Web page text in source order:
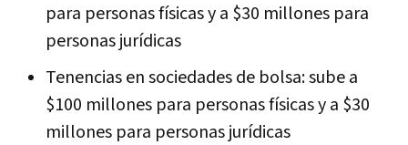
para personas físicas y a $30 millones para
personas jurídicas
Tenencias en sociedades de bolsa: sube a
$100 millones para personas físicas y a $30
millones para personas jurídicas